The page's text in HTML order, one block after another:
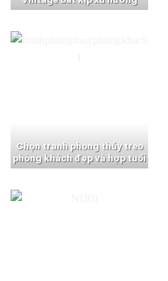
Chọn tranh phong thủy treo
phòng khách đẹp và hợp tuổi